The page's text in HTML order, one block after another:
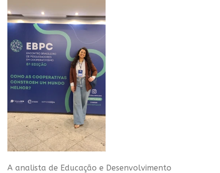
A analista de Educação e Desenvolvimento